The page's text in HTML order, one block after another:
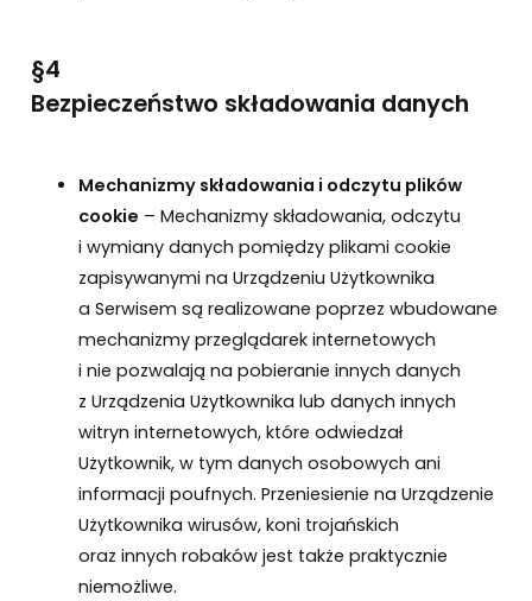
§4
Bezpieczeństwo składowania danych
Mechanizmy składowania i odczytu plików
cookie – Mechanizmy składowania, odczytu
i wymiany danych pomiędzy plikami cookie
zapisywanymi na Urządzeniu Użytkownika
a Serwisem są realizowane poprzez wbudowane
mechanizmy przeglądarek internetowych
i nie pozwalają na pobieranie innych danych
z Urządzenia Użytkownika lub danych innych
witryn internetowych, które odwiedzał
Użytkownik, w tym danych osobowych ani
informacji poufnych. Przeniesienie na Urządzenie
Użytkownika wirusów, koni trojańskich
oraz innych robaków jest także praktycznie
niemożliwe.